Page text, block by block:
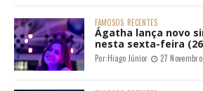
FAMOSOS RECENTES
Ágatha lança novo
nesta sexta-feira
Por:Hiago Júnior 27